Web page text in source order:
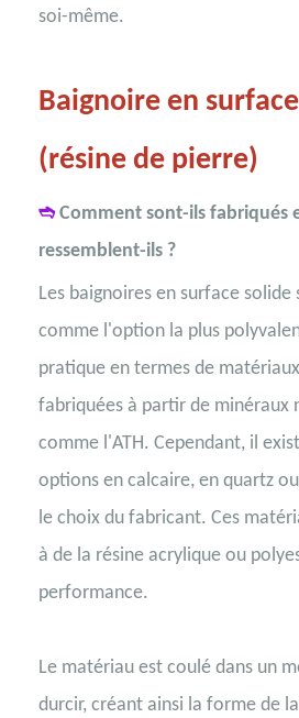
soi-même.
Baignoire en
(résine de pierre)
➬ Comment sont-ils fabriqués
ressemblent-ils ?
Les baignoires en surface
comme l'option la plus
pratique en termes de
fabriquées à partir de minéraux
comme l'ATH. Cependant, il
options en calcaire, en quartz
le choix du fabricant. Ces
à de la résine acrylique ou
performance.
Le matériau est coulé dans un
durcir, créant ainsi la forme de